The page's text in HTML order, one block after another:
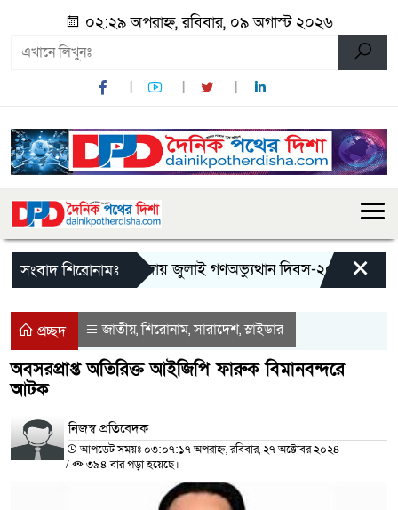
০২:২৯ অপরাহ্ন, রবিবার, ০৯ অগাস্ট ২০২৬
সংবাদ শিরোনামঃমান্দায় জুলাই গণঅভ্যুত্থান দিবস-২০২৬ উপলক্ষে
×
প্রচ্ছদ জাতীয়,শিরোনাম,সারাদেশ,স্লাইডার
অবসরপ্রাপ্ত অতিরিক্ত আইজিপি ফারুক বিমানবন্দরে
আটক
নিজস্ব প্রতিবেদক
আপডেট সময়ঃ ০৩:০৭:১৭ অপরাহ্ন, রবিবার, ২৭ অক্টোবর ২০২৪
/
৩৯৪ বার পড়া হয়েছে।